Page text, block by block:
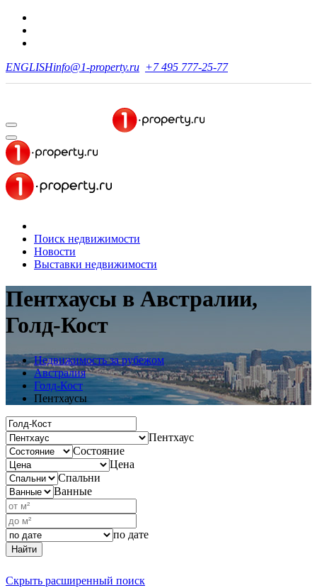
ENGLISHinfo@1-property.ru +7 495 777-25-77
Поиск недвижимости
Новости
Выставки недвижимости
Пентхаусы в Австралии,
Голд-Кост
Недвижимость за рубежом
Австралия
Голд-Кост
Пентхаусы
Пентхаус
Состояние
Цена
Спальни
Ванные
по дате
Найти
Скрыть расширенный поиск